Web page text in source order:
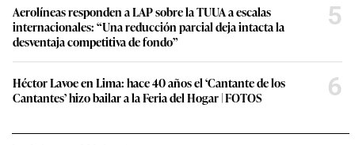
Aerolíneas responden a LAP sobre la TUUA a escalas
internacionales: “Una reducción parcial deja intacta la
desventaja competitiva de fondo”
5
Héctor Lavoe en Lima: hace 40 años el ‘Cantante de los
Cantantes’ hizo bailar a la Feria del Hogar | FOTOS
6